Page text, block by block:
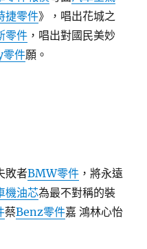
捷零件》，唱出花城之
零件 ，唱出對國民美妙
件願。
敗者BMW零件 ，將永遠
機油芯為最不對稱的裝
蔡Benz零件嘉 鴻林心怡